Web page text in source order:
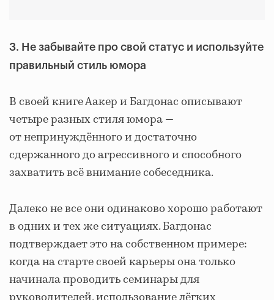
3. Не забывайте про свой статус и используйте
правильный стиль юмора
В своей книге Аакер и Багдонас описывают
четыре разных стиля юмора ―
от непринуждённого и достаточно
сдержанного до агрессивного и способного
захватить всё внимание собеседника.
Далеко не все они одинаково хорошо работают
в одних и тех же ситуациях. Багдонас
подтверждает это на собственном примере:
когда на старте своей карьеры она только
начинала проводить семинары для